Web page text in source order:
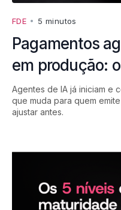
FDE • 5 minutos
Pagamentos
em produção:
Agentes de IA já iniciam e
que muda para quem
ajustar antes.